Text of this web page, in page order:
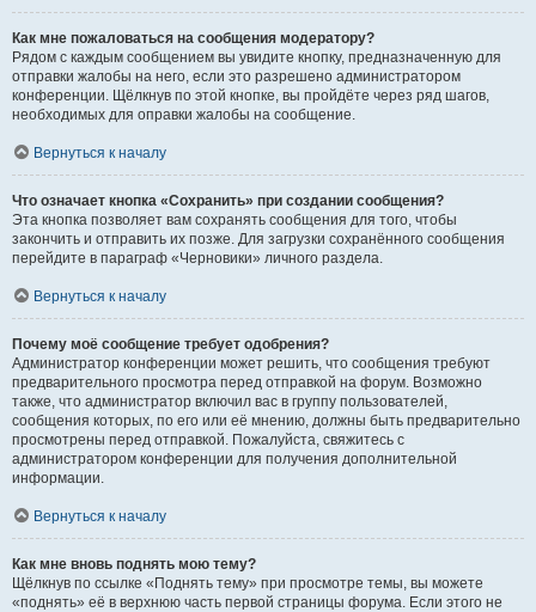
Как мне пожаловаться на сообщения модератору?
Рядом с каждым сообщением вы увидите кнопку, предназначенную для
отправки жалобы на него, если это разрешено администратором
конференции. Щёлкнув по этой кнопке, вы пройдёте через ряд шагов,
необходимых для оправки жалобы на сообщение.
Вернуться к началу
Что означает кнопка «Сохранить» при создании сообщения?
Эта кнопка позволяет вам сохранять сообщения для того, чтобы
закончить и отправить их позже. Для загрузки сохранённого сообщения
перейдите в параграф «Черновики» личного раздела.
Вернуться к началу
Почему моё сообщение требует одобрения?
Администратор конференции может решить, что сообщения требуют
предварительного просмотра перед отправкой на форум. Возможно
также, что администратор включил вас в группу пользователей,
сообщения которых, по его или её мнению, должны быть предварительно
просмотрены перед отправкой. Пожалуйста, свяжитесь с
администратором конференции для получения дополнительной
информации.
Вернуться к началу
Как мне вновь поднять мою тему?
Щёлкнув по ссылке «Поднять тему» при просмотре темы, вы можете
«поднять» её в верхнюю часть первой страницы форума. Если этого не